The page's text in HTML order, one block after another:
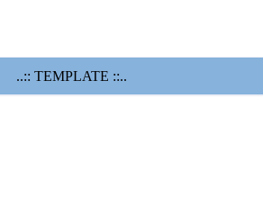
..:: TEMPLATE ::..